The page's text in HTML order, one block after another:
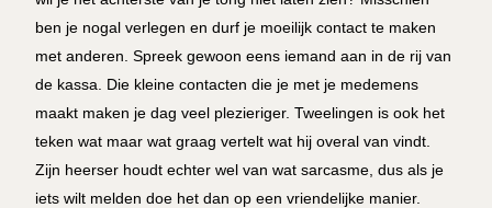
ben je nogal verlegen en durf je moeilijk contact te maken
met anderen. Spreek gewoon eens iemand aan in de rij van
de kassa. Die kleine contacten die je met je medemens
maakt maken je dag veel plezieriger. Tweelingen is ook het
teken wat maar wat graag vertelt wat hij overal van vindt.
Zijn heerser houdt echter wel van wat sarcasme, dus als je
iets wilt melden doe het dan op een vriendelijke manier.